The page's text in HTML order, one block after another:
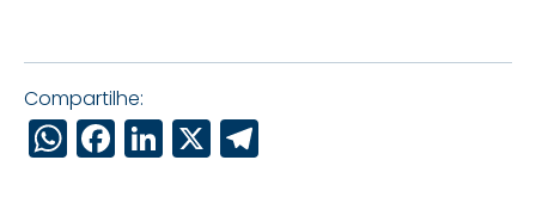
Compartilhe:
WhatsApp
Facebook
LinkedIn
X